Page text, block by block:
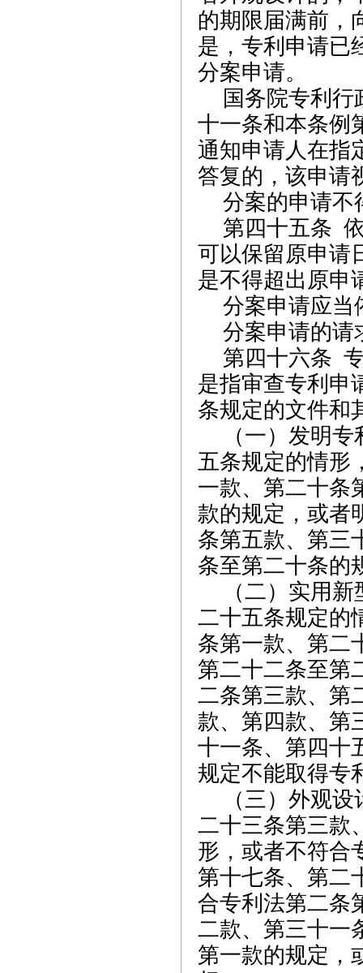
的期限届满前，
是，专利申请已
分案申请。
国务院专利
十一条和本条例
通知申请人在指
答复的，该申请
分案的申请不
第四十五条
可以保留原申请
是不得超出原申
分案申请应当
分案申请的请
第四十六条
是指审查专利申
条规定的文件和
（一）发明
五条规定的情形
一款、第二十条
款的规定，或者
条第五款、 第三
条至第二十条的
（二）实用
二十五条规定的
条第一款、 第二
第二十二条至第
二条第三款、第
款、第四款、第
十一条、第四十
规定不能取得专
（三）外观
二十三条第三款
形，或者不符合
第十七条、第二
合专利法第二条
二款、第三十一
第一款的规定，